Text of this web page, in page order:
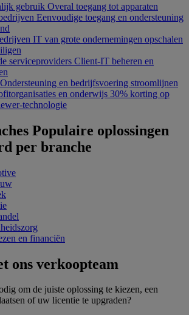
gebruik Overal toegang tot apparaten
Eenvoudige toegang en ondersteuning
IT van grote ondernemingen opschalen
serviceproviders Client-IT beheren en
Ondersteuning en bedrijfsvoering stroomlijnen
en onderwijs 30% korting op
technologie
Populaire oplossingen
per branche
en financiën
ons verkoopteam
om de juiste oplossing te kiezen, een
of uw licentie te upgraden?